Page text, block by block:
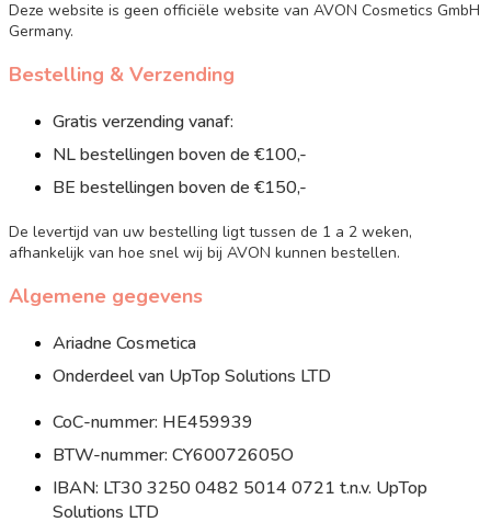
Deze website is geen officiële website van AVON Cosmetics GmbH
Germany.
Bestelling & Verzending
Gratis verzending vanaf:
NL bestellingen boven de €100,-
BE bestellingen boven de €150,-
De levertijd van uw bestelling ligt tussen de 1 a 2 weken,
afhankelijk van hoe snel wij bij AVON kunnen bestellen.
Algemene gegevens
Ariadne Cosmetica
Onderdeel van UpTop Solutions LTD
CoC-nummer: HE459939
BTW-nummer: CY60072605O
IBAN: LT30 3250 0482 5014 0721 t.n.v. UpTop
Solutions LTD